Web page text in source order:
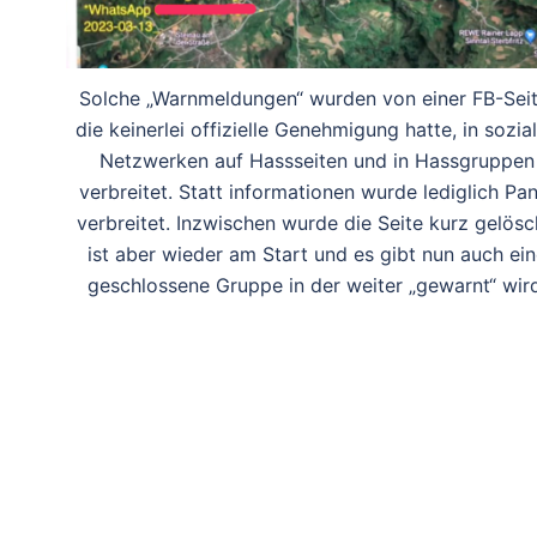
Solche „Warnmeldungen“ wurden von einer FB-
die keinerlei offizielle Genehmigung hatte, in
Netzwerken auf Hassseiten und in Hassgruppen
verbreitet. Statt informationen wurde lediglich
verbreitet. Inzwischen wurde die Seite kurz
ist aber wieder am Start und es gibt nun auch
geschlossene Gruppe in der weiter „gewarnt“